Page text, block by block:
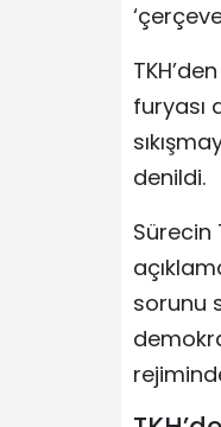
furyası
denildi.
Sürecin
sorunu